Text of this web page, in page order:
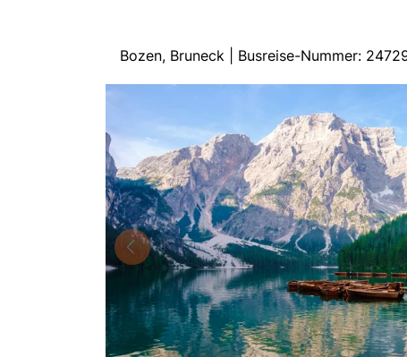
Bozen, Bruneck | Busreise-Nummer: